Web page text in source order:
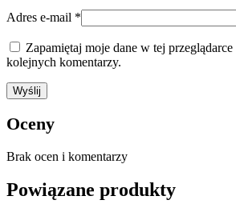
Adres e-mail *
Zapamiętaj moje dane w tej przeglądarce
kolejnych komentarzy.
Oceny
Brak ocen i komentarzy
Powiązane produkty